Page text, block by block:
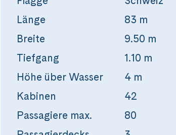
Länge
83 m
Breite
9.50 m
Tiefgang
1.10 m
Höhe über Wasser
4 m
Kabinen
42
Passagiere max.
80